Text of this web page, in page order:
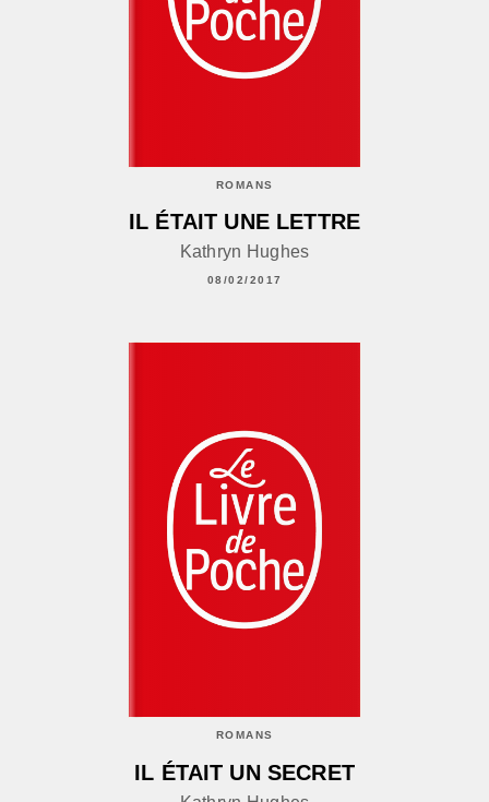
ROMANS
IL ÉTAIT UNE LETTRE
Kathryn Hughes
08/02/2017
ROMANS
IL ÉTAIT UN SECRET